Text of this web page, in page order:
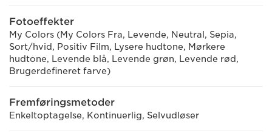
Fotoeffekter
My Colors (My Colors Fra, Levende, Neutral, Sepia,
Sort/hvid, Positiv Film, Lysere hudtone, Mørkere
hudtone, Levende blå, Levende grøn, Levende rød,
Brugerdefineret farve)
Fremføringsmetoder
Enkeltoptagelse, Kontinuerlig, Selvudløser